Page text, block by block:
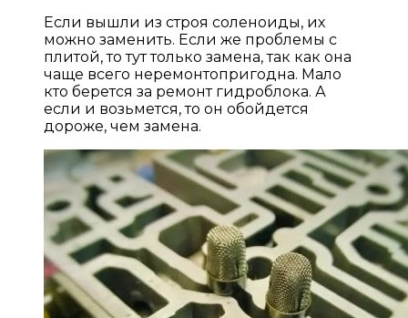
Если вышли из строя соленоиды, их
можно заменить. Если же проблемы с
плитой, то тут только замена, так как она
чаще всего неремонтопригодна. Мало
кто берется за ремонт гидроблока. А
если и возьмется, то он обойдется
дороже, чем замена.